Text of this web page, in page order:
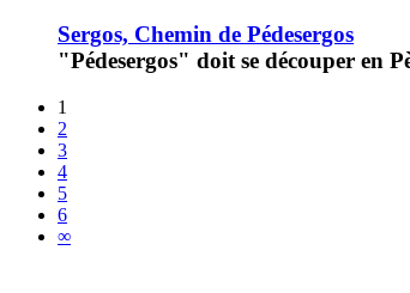
Sergos, Chemin de Pédesergos
"Pédesergos" doit se découper en
1
2
3
4
5
6
∞